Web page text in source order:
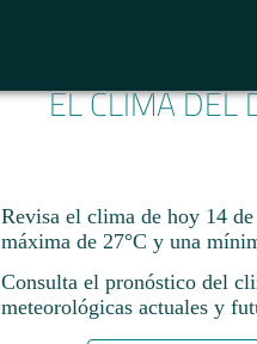
EL CLIMA DEL
Revisa el clima de hoy 14
máxima de 27°C y una
Consulta el pronóstico del
meteorológicas actuales y